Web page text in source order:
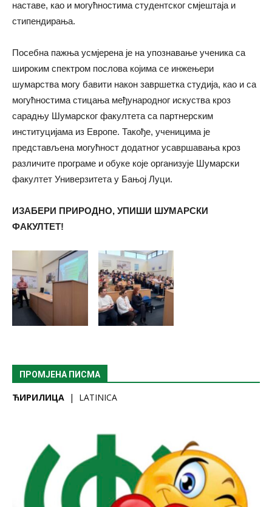
наставе, као и могућностима студентског смјештаја и
стипендирања.
Посебна пажња усмјерена је на упознавање ученика са
широким спектром послова којима се инжењери
шумарства могу бавити након завршетка студија, као и са
могућностима стицања међународног искуства кроз
сарадњу Шумарског факултета са партнерским
институцијама из Европе. Такође, ученицима је
представљена могућност додатног усавршавања кроз
различите програме и обуке које организује Шумарски
факултет Универзитета у Бањој Луци.
ИЗАБЕРИ ПРИРОДНО, УПИШИ ШУМАРСКИ
ФАКУЛТЕТ!
ПРОМЈЕНА ПИСМА
ЋИРИЛИЦА | LATINICA